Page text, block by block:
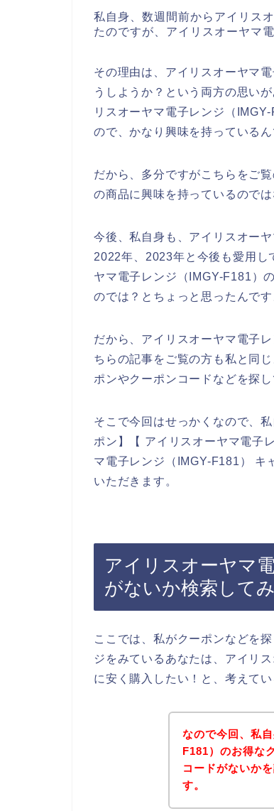
私自身、数週間前からアイリス
たのですが、アイリスオーヤマ
その理由は、アイリスオーヤマ
うしようか？という両方の思い
リスオーヤマ電子レンジ（
ので、かなり興味を持っているん
だから、多分ですがこちらをご
の商品に興味を持っているので
今後、私自身も、アイリスオー
2022年、2023年と今後も愛用し
ヤマ電子レンジ（IMGY-F181）
のでは？とちょっと思ったんです
だから、アイリスオーヤマ電子
ちらの記事をご覧の方も私と同
ポンやクーポンコードなどを探
そこで今回はせっかくなので、
ポン】【 アイリスオーヤマ電子
マ電子レンジ（IMGY-F181） キ
いただきます。
アイリスオーヤマ
がないか検索してみ
ここでは、私がクーポンなどを
ジをみているあなたは、アイリ
に安く購入したい！と、考えてい
なので今回、私
F181）のお得な
コードがないか
す。